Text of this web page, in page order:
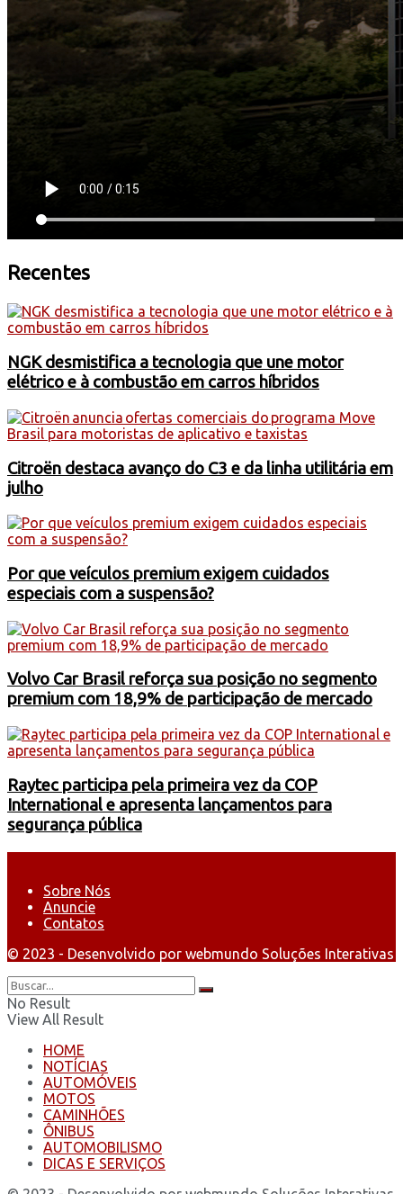
Recentes
NGK desmistifica a tecnologia que une motor
elétrico e à combustão em carros híbridos
Citroën destaca avanço do C3 e da linha utilitária em
julho
Por que veículos premium exigem cuidados
especiais com a suspensão?
Volvo Car Brasil reforça sua posição no segmento
premium com 18,9% de participação de mercado
Raytec participa pela primeira vez da COP
International e apresenta lançamentos para
segurança pública
Sobre Nós
Anuncie
Contatos
© 2023 - Desenvolvido por webmundo Soluções Interativas
No Result
View All Result
HOME
NOTÍCIAS
AUTOMÓVEIS
MOTOS
CAMINHÕES
ÔNIBUS
AUTOMOBILISMO
DICAS E SERVIÇOS